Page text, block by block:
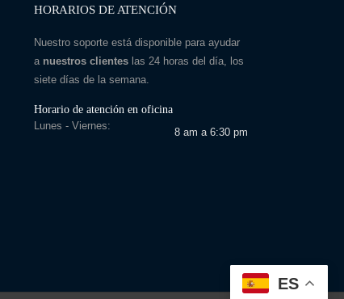
HORARIOS DE ATENCIÓN
Nuestro soporte está disponible para ayudar
a nuestros clienteslas 24 horas del día, los
siete días de la semana.
Horario de atención en oficina
Lunes - Viernes:
8 am a 6:30 pm
ES